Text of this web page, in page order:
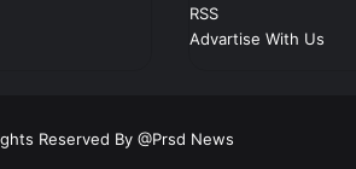
RSS
Advartise With Us
Reserved By @Prsd News